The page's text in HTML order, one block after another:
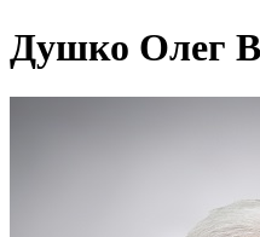
Душко Олег